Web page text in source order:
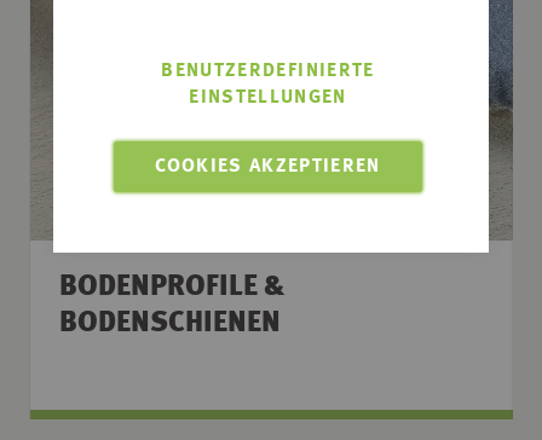
COOKIES AKZEPTIEREN
BENUTZERDEFINIERTE
EINSTELLUNGEN
BODENPROFILE &
BODENSCHIENEN